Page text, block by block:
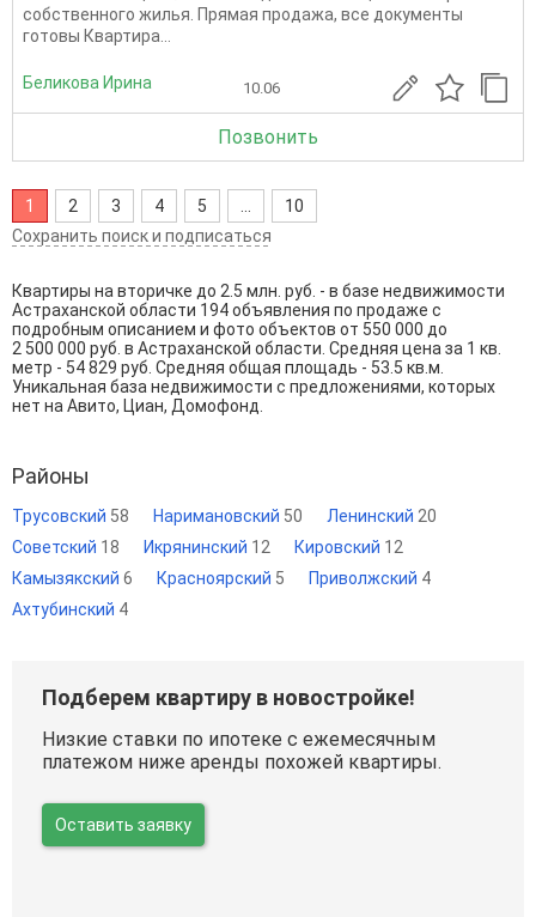
собственного жилья. Прямая продажа, все документы
готовы Квартира...
Беликова Ирина 10.06
Позвонить
1 2 3 4 5
10
Сохранить поиск и подписаться
Квартиры на вторичке до 2.5 млн. руб. - в базе недвижимости
Астраханской области 194 объявления по продаже с
подробным описанием и фото объектов от 550 000 до
2 500 000 руб. в Астраханской области. Средняя цена за 1 кв.
метр - 54 829 руб. Средняя общая площадь - 53.5 кв.м.
Уникальная база недвижимости с предложениями, которых
нет на Авито, Циан, Домофонд.
Районы
Трусовский 58 Наримановский 50 Ленинский 20
Советский 18 Икрянинский 12 Кировский 12
Камызякский 6 Красноярский 5 Приволжский 4
Ахтубинский 4
Подберем квартиру в новостройке!
Низкие ставки по ипотеке с ежемесячным
платежом ниже аренды похожей квартиры.
Оставить заявку